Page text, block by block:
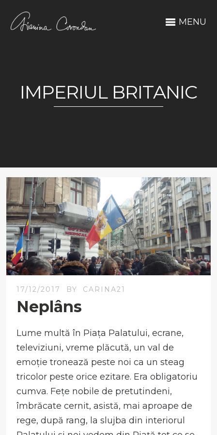
MENU
IMPERIUL BRITANIC
17/12/2017 BY CARINA21
Neplâns
Lume multă în Piața Palatului, ecrane,
televiziuni, vreme plăcută, un val de
emoție tronează peste noi ca un steag
tricolor peste orice ezitare. Era obligatoriu
cumva. Fețe nobile de pretutindeni,
îmbrăcate cernit, asistă, mai aproape de
rege, după rang, la slujba din interiorul